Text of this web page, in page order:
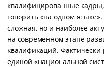
квалифицированные
говорить «на одном
сложная, но и наиболее
на современном этапе
квалификаций.
единой «национальной